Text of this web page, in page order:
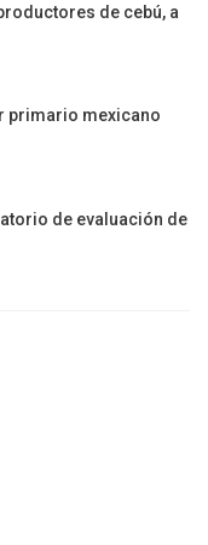
de cebú, a
primario mexicano
de evaluación de